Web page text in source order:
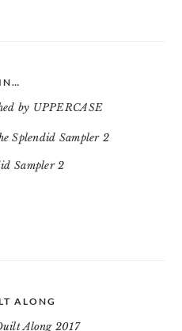
by UPPERCASE
Sampler 2
ALONG